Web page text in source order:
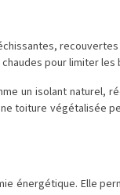
pour limiter les
un isolant naturel,
toiture végétalisée
énergétique. Elle